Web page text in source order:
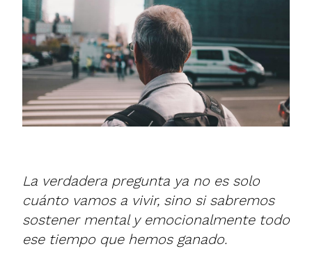
La verdadera pregunta ya no es solo
cuánto vamos a vivir, sino si sabremos
sostener mental y emocionalmente todo
ese tiempo que hemos ganado.